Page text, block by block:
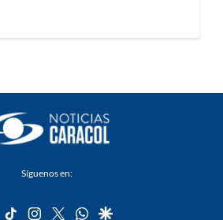
Síguenos en:
facebook
tiktok instagram
twitterwhatsapp
google